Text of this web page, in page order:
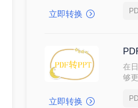
立即转换
立即转换
在
够